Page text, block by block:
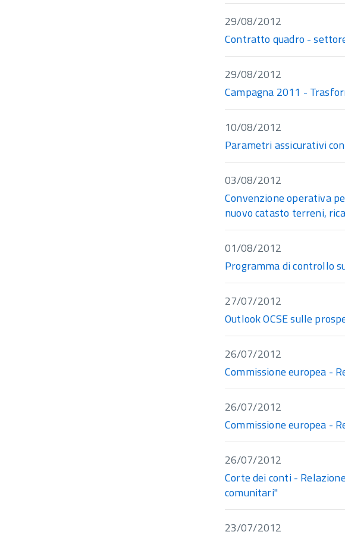
29/08/2012
Contratto quadro -
29/08/2012
Campagna 2011 -
10/08/2012
Parametri assicurativi
03/08/2012
Convenzione operativa
nuovo catasto terreni,
01/08/2012
Programma di controllo
27/07/2012
Outlook OCSE sulle
26/07/2012
Commissione europea -
26/07/2012
Commissione europea -
26/07/2012
Corte dei conti -
comunitari"
23/07/2012